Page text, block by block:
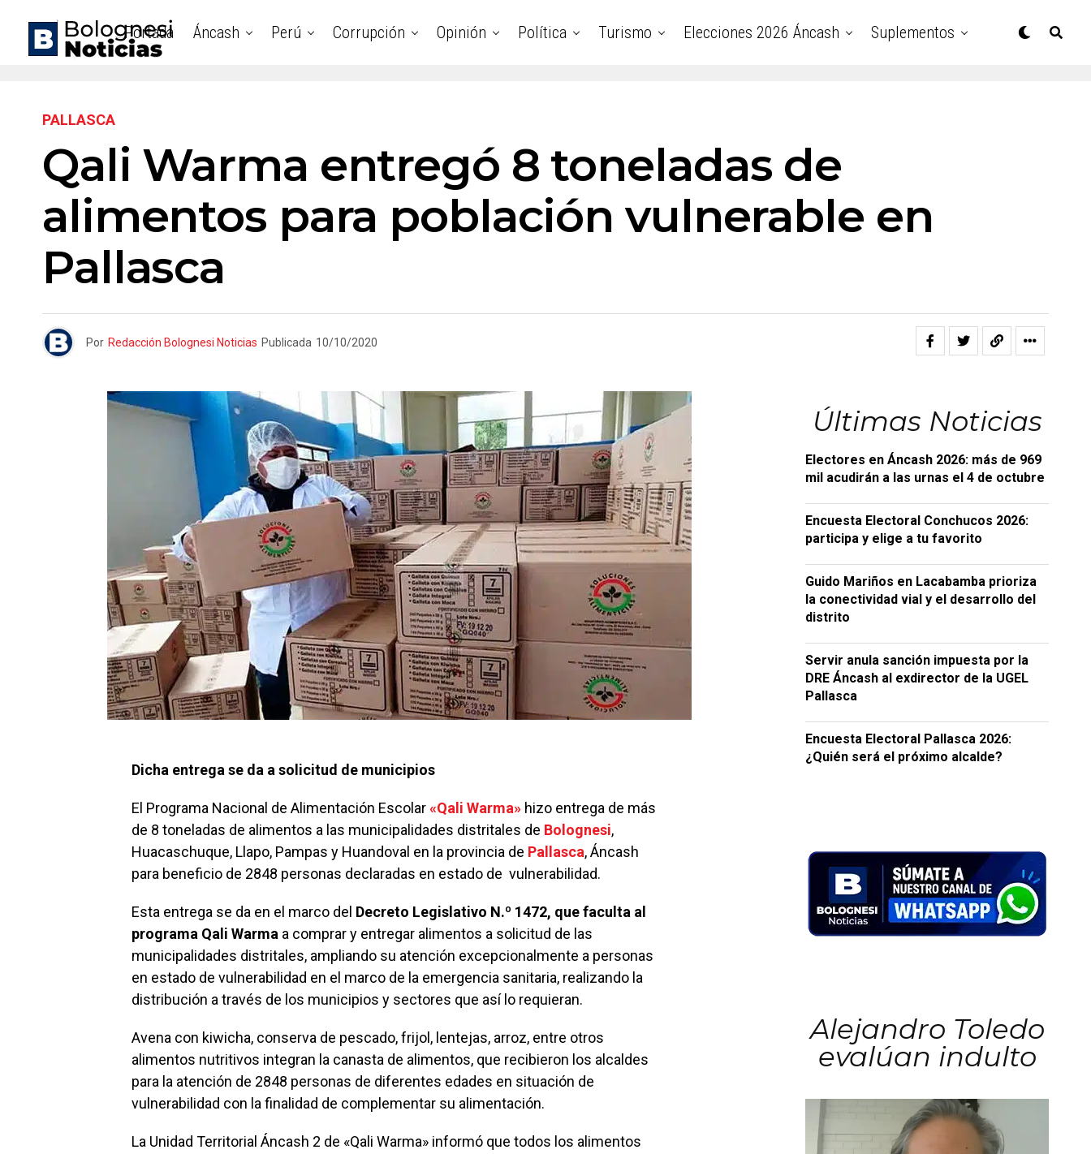
Portada Áncash Perú Corrupción Opinión Política Turismo Elecciones 2026 Áncash Suplementos
PALLASCA
Qali Warma entregó 8 toneladas de
alimentos para población vulnerable en
Pallasca
Por Redacción Bolognesi Noticias Publicada 10/10/2020
Dicha entrega se da a solicitud de municipios
El Programa Nacional de Alimentación Escolar«Qali Warma» hizo entrega de más
de 8 toneladas de alimentos a las municipalidades distritales de Bolognesi,
Huacaschuque, Llapo, Pampas y Huandoval en la provincia de Pallasca, Áncash
para beneficio de 2848 personas declaradas en estado de vulnerabilidad.
Esta entrega se da en el marco del Decreto Legislativo N.º 1472, que faculta al
programa Qali Warma a comprar y entregar alimentos a solicitud de las
municipalidades distritales, ampliando su atención excepcionalmente a personas
en estado de vulnerabilidad en el marco de la emergencia sanitaria, realizando la
distribución a través de los municipios y sectores que así lo requieran.
Avena con kiwicha, conserva de pescado, frijol, lentejas, arroz, entre otros
alimentos nutritivos integran la canasta de alimentos, que recibieron los alcaldes
para la atención de 2848 personas de diferentes edades en situación de
vulnerabilidad con la finalidad de complementar su alimentación.
La Unidad Territorial Áncash 2 de «Qali Warma» informó que todos los alimentos
Últimas Noticias
Electores en Áncash 2026: más de 969
mil acudirán a las urnas el 4 de octubre
Encuesta Electoral Conchucos 2026:
participa y elige a tu favorito
Guido Mariños en Lacabamba prioriza
la conectividad vial y el desarrollo del
distrito
Servir anula sanción impuesta por la
DRE Áncash al exdirector de la UGEL
Pallasca
Encuesta Electoral Pallasca 2026:
¿Quién será el próximo alcalde?
Alejandro Toledo
evalúan indulto